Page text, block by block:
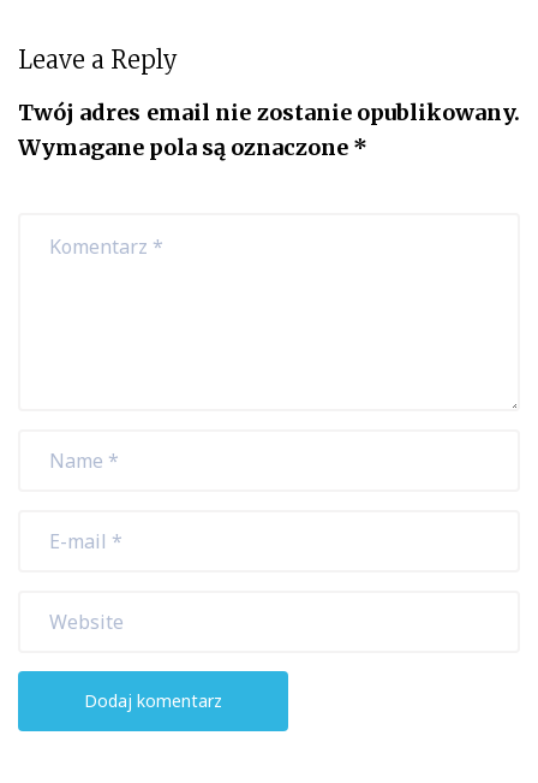
Leave a Reply
Twój adres email nie zostanie opublikowany.
Wymagane pola są oznaczone *